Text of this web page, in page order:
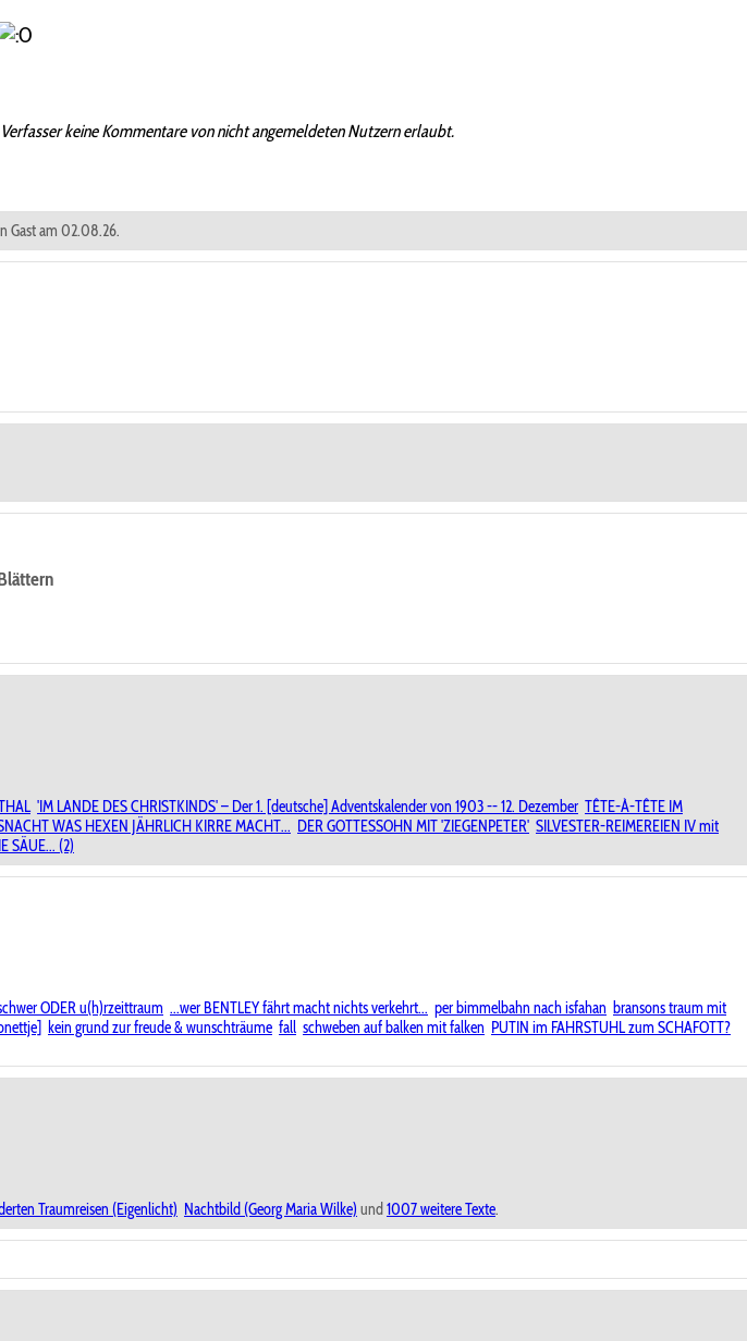
keine Kommentare von nicht angemeldeten Nutzern erlaubt.
Gast am 02.08.26.
'IM LANDE DES CHRISTKINDS' – Der 1. [deutsche] Adventskalender von 1903 -- 12. Dezember TÊTE-À-TÊTE IM
WAS HEXEN JÄHRLICH KIRRE MACHT... DER GOTTESSOHN MIT 'ZIEGENPETER' SILVESTER-REIMEREIEN IV mit
SÄUE... (2)
ODER u(h)rzeittraum ...wer BENTLEY fährt macht nichts verkehrt... per bimmelbahn nach isfahan bransons traum mit
kein grund zur freude & wunschträume fall schweben auf balken mit falken PUTIN im FAHRSTUHL zum SCHAFOTT?
Traumreisen (Eigenlicht) Nachtbild (Georg Maria Wilke) und 1007 weitere Texte.